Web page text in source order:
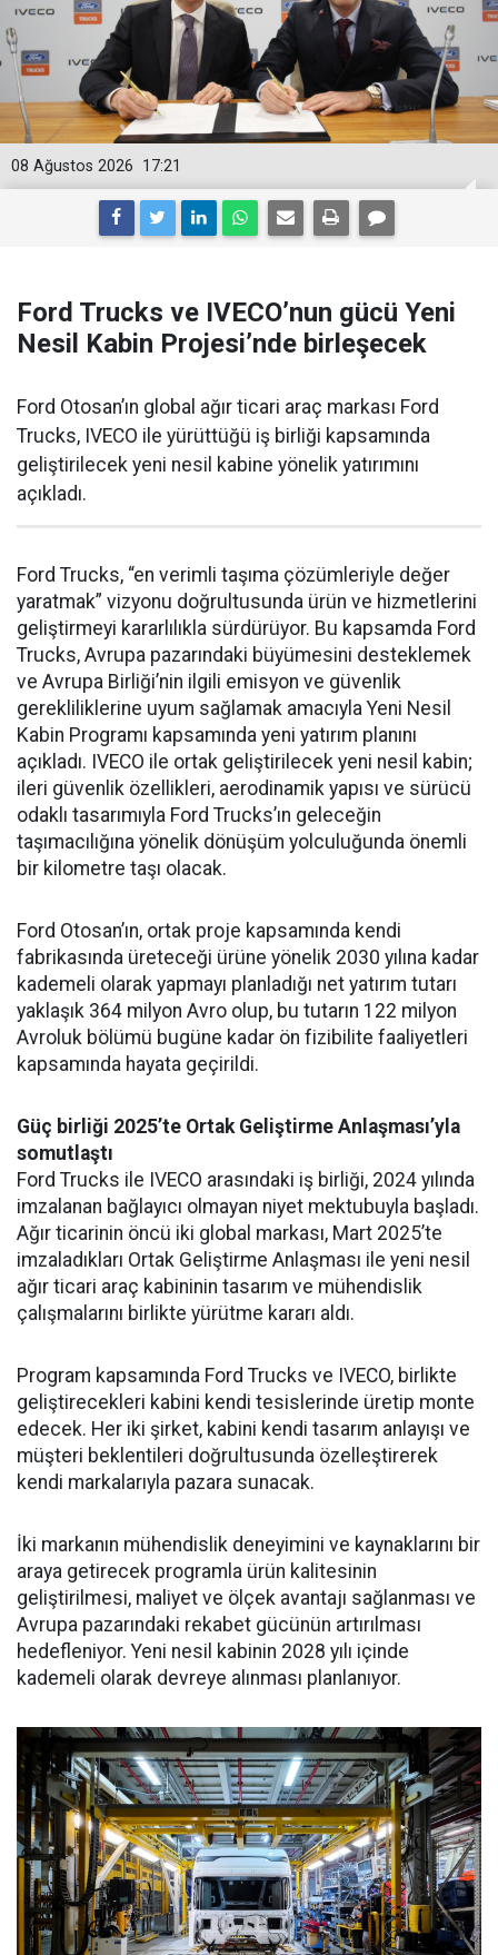
17:21
08 Ağustos 2026
Ford Trucks ve IVECO’nun gücü Yeni
Nesil Kabin Projesi’nde birleşecek
Ford Otosan’ın global ağır ticari araç markası Ford
Trucks, IVECO ile yürüttüğü iş birliği kapsamında
geliştirilecek yeni nesil kabine yönelik yatırımını
açıkladı.
Ford Trucks, “en verimli taşıma çözümleriyle değer
yaratmak” vizyonu doğrultusunda ürün ve hizmetlerini
geliştirmeyi kararlılıkla sürdürüyor. Bu kapsamda Ford
Trucks, Avrupa pazarındaki büyümesini desteklemek
ve Avrupa Birliği’nin ilgili emisyon ve güvenlik
gerekliliklerine uyum sağlamak amacıyla Yeni Nesil
Kabin Programı kapsamında yeni yatırım planını
açıkladı. IVECO ile ortak geliştirilecek yeni nesil kabin;
ileri güvenlik özellikleri, aerodinamik yapısı ve sürücü
odaklı tasarımıyla Ford Trucks’ın geleceğin
taşımacılığına yönelik dönüşüm yolculuğunda önemli
bir kilometre taşı olacak.
Ford Otosan’ın, ortak proje kapsamında kendi
fabrikasında üreteceği ürüne yönelik 2030 yılına kadar
kademeli olarak yapmayı planladığı net yatırım tutarı
yaklaşık 364 milyon Avro olup, bu tutarın 122 milyon
Avroluk bölümü bugüne kadar ön fizibilite faaliyetleri
kapsamında hayata geçirildi.
Güç birliği 2025’te Ortak Geliştirme Anlaşması’yla
somutlaştı
Ford Trucks ile IVECO arasındaki iş birliği, 2024 yılında
imzalanan bağlayıcı olmayan niyet mektubuyla başladı.
Ağır ticarinin öncü iki global markası, Mart 2025’te
imzaladıkları Ortak Geliştirme Anlaşması ile yeni nesil
ağır ticari araç kabininin tasarım ve mühendislik
çalışmalarını birlikte yürütme kararı aldı.
Program kapsamında Ford Trucks ve IVECO, birlikte
geliştirecekleri kabini kendi tesislerinde üretip monte
edecek. Her iki şirket, kabini kendi tasarım anlayışı ve
müşteri beklentileri doğrultusunda özelleştirerek
kendi markalarıyla pazara sunacak.
İki markanın mühendislik deneyimini ve kaynaklarını bir
araya getirecek programla ürün kalitesinin
geliştirilmesi, maliyet ve ölçek avantajı sağlanması ve
Avrupa pazarındaki rekabet gücünün artırılması
hedefleniyor. Yeni nesil kabinin 2028 yılı içinde
kademeli olarak devreye alınması planlanıyor.